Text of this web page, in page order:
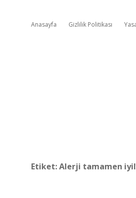
Anasayfa Gizlilik Politikası
Etiket:Alerji tamamen